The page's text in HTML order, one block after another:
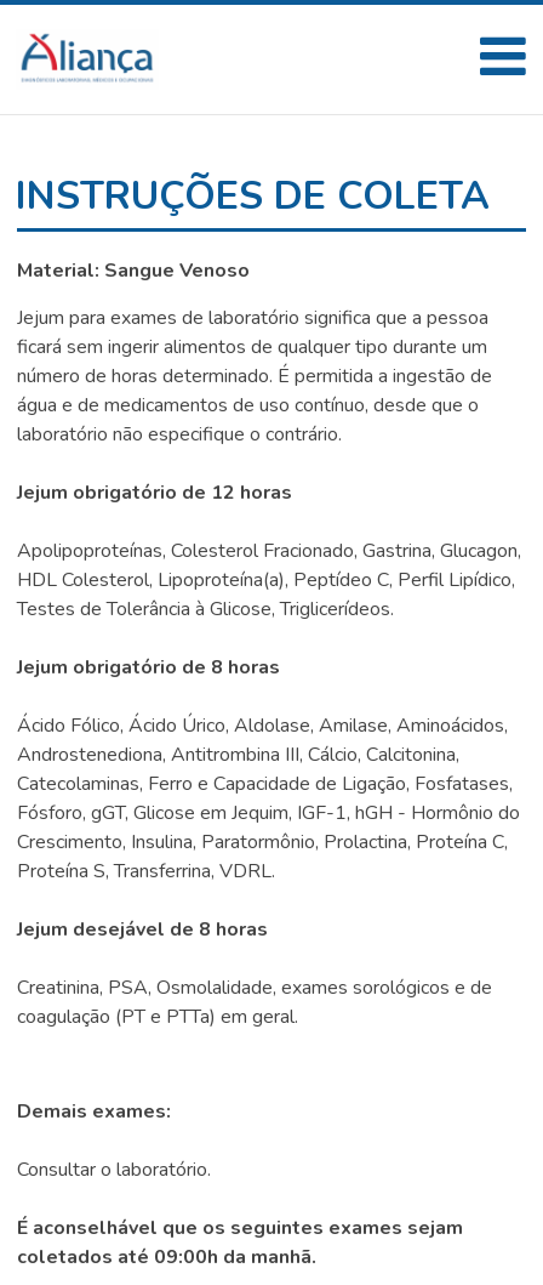
INSTRUÇÕES DE COLETA
Material: Sangue Venoso
Jejum para exames de laboratório significa que a pessoa
ficará sem ingerir alimentos de qualquer tipo durante um
número de horas determinado. É permitida a ingestão de
água e de medicamentos de uso contínuo, desde que o
laboratório não especifique o contrário.
Jejum obrigatório de 12 horas
Apolipoproteínas, Colesterol Fracionado, Gastrina, Glucagon,
HDL Colesterol, Lipoproteína(a), Peptídeo C, Perfil Lipídico,
Testes de Tolerância à Glicose, Triglicerídeos.
Jejum obrigatório de 8 horas
Ácido Fólico, Ácido Úrico, Aldolase, Amilase, Aminoácidos,
Androstenediona, Antitrombina III, Cálcio, Calcitonina,
Catecolaminas, Ferro e Capacidade de Ligação, Fosfatases,
Fósforo, gGT, Glicose em Jequim, IGF-1, hGH - Hormônio do
Crescimento, Insulina, Paratormônio, Prolactina, Proteína C,
Proteína S, Transferrina, VDRL.
Jejum desejável de 8 horas
Creatinina, PSA, Osmolalidade, exames sorológicos e de
coagulação (PT e PTTa) em geral.
Demais exames:
Consultar o laboratório.
É aconselhável que os seguintes exames sejam
coletados até 09:00h da manhã.